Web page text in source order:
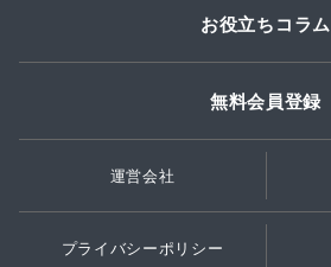
お役立ちコラム
無料会員登録
運営会社
プライバシーポリシー